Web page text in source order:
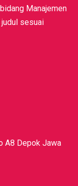
Manajemen
sesuai
A8 Depok Jawa